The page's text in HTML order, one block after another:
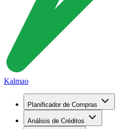
Kalmao
Planificador de Compras
Análisis de Créditos